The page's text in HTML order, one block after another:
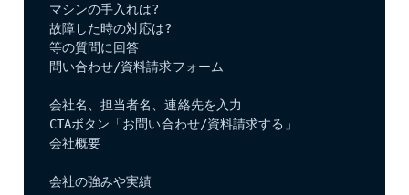
マシンの手入れは?
故障した時の対応は?
等の質問に回答
問い合わせ/資料請求フォーム
会社名、担当者名、連絡先を入力
CTAボタン「お問い合わせ/資料請求する」
会社概要
会社の強みや実績